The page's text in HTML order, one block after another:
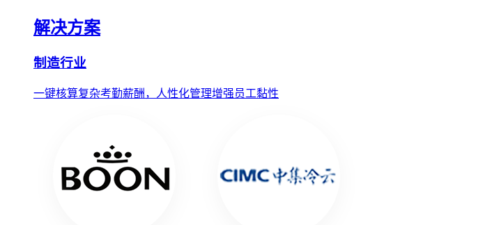
解决方案
制造行业
一键核算复杂考勤薪酬，人性化管理增强员工黏性